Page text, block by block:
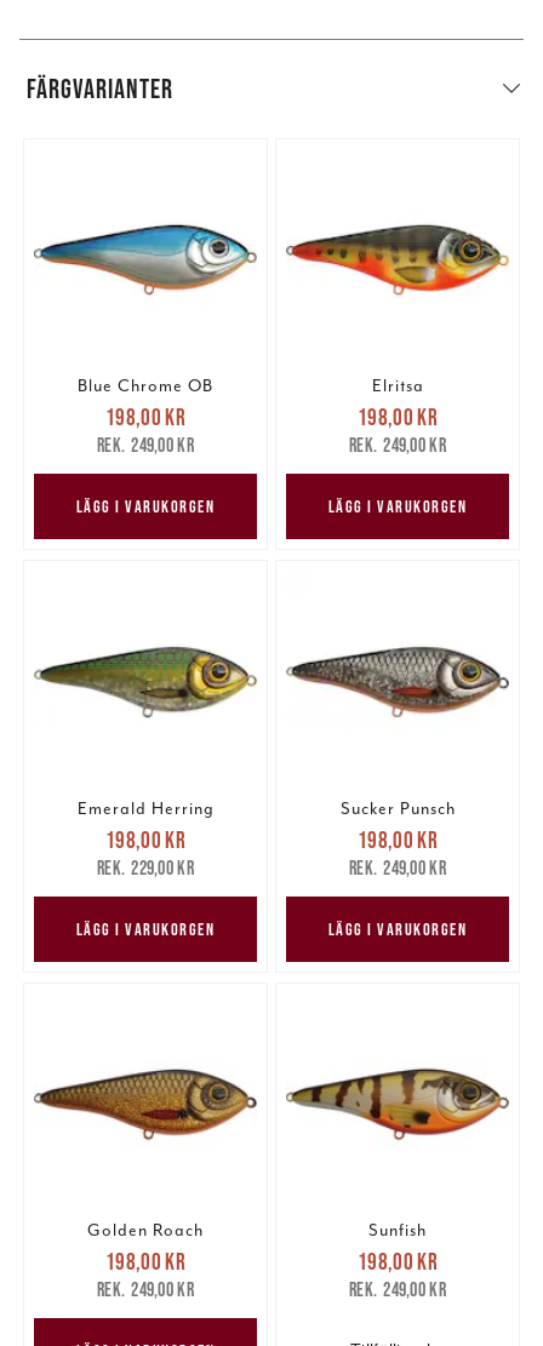
FÄRGVARIANTER
Blue Chrome OB
Nuvarande pris
198,00 krTidigare pris
249,00 kr
198,00 kr
249,00 kr
LÄGG I VARUKORGEN
Elritsa
Nuvarande pris
198,00 krTidigare pris
249,00 kr
198,00 kr
249,00 kr
LÄGG I VARUKORGEN
Emerald Herring
Nuvarande pris
198,00 krTidigare pris
229,00 kr
198,00 kr
229,00 kr
LÄGG I VARUKORGEN
Sucker Punsch
Nuvarande pris
198,00 krTidigare pris
249,00 kr
198,00 kr
249,00 kr
LÄGG I VARUKORGEN
Golden Roach
Nuvarande pris
198,00 krTidigare pris
249,00 kr
198,00 kr
249,00 kr
Sunfish
Nuvarande pris
198,00 krTidigare pris
249,00 kr
198,00 kr
249,00 kr